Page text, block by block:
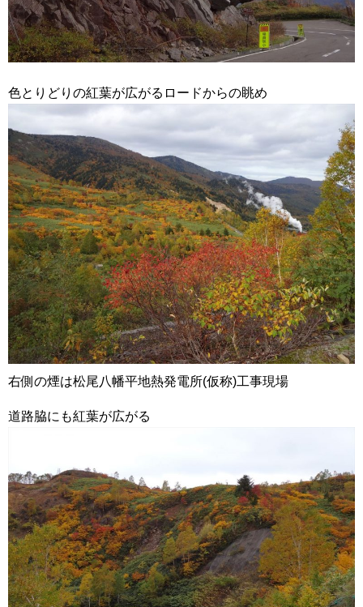
色とりどりの紅葉が広がるロードからの眺め
右側の煙は松尾八幡平地熱発電所(仮称)工事現場
道路脇にも紅葉が広がる